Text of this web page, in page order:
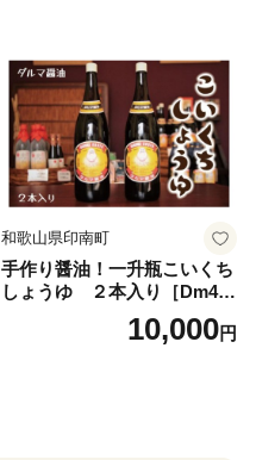
和歌山県印南町
手作り醤油！一升瓶こいくち
しょうゆ ２本入り［Dm4］
｜手作り 醤油 和歌山県 印南
町 一升瓶 こいくちしょうゆ
10,000円